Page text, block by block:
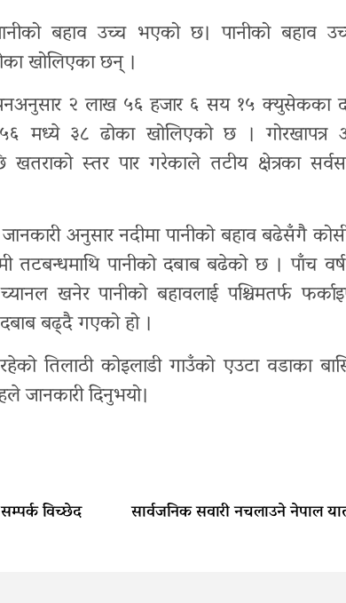
बहाव उच्च भएको छ। पानीको बहाव
खोलिएका छन् ।
२ लाख ५६ हजार ६ सय १५ क्युसेकका
मध्ये ३८ ढोका खोलिएको छ । गोरखापत्र
स्तर पार गरेकाले तटीय क्षेत्रका
अनुसार नदीमा पानीको बहाव बढेसँगै
तटबन्धमाथि पानीको दबाब बढेको छ । पाँच
खनेर पानीको बहावलाई पश्चिमतर्फ
बढ्दै गएको हो ।
तिलाठी कोइलाडी गाउँको एउटा वडाका
जानकारी दिनुभयो।
विच्छेद सार्वजनिक सवारी नचलाउने नेपाल